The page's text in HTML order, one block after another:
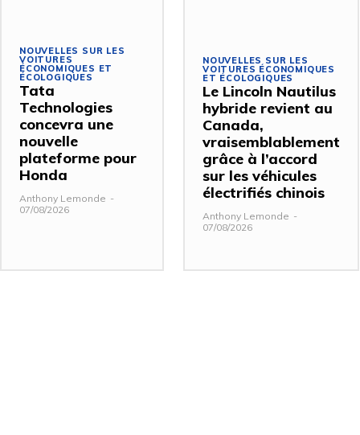
NOUVELLES SUR LES
VOITURES
ÉCONOMIQUES ET
ÉCOLOGIQUES
Tata
Technologies
concevra une
nouvelle
plateforme pour
Honda
Anthony Lemonde -
07/08/2026
NOUVELLES SUR LES
VOITURES ÉCONOMIQUES
ET ÉCOLOGIQUES
Le Lincoln Nautilus
hybride revient au
Canada,
vraisemblablement
grâce à l’accord
sur les véhicules
électrifiés chinois
Anthony Lemonde -
07/08/2026